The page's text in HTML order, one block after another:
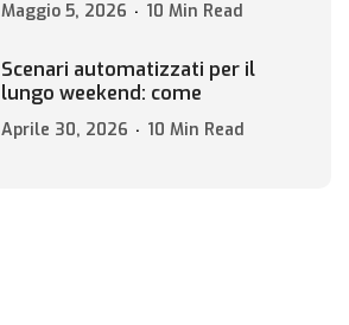
Maggio 5, 2026 10 Min Read
Scenari automatizzati per il
lungo weekend: come
Aprile 30, 2026 10 Min Read